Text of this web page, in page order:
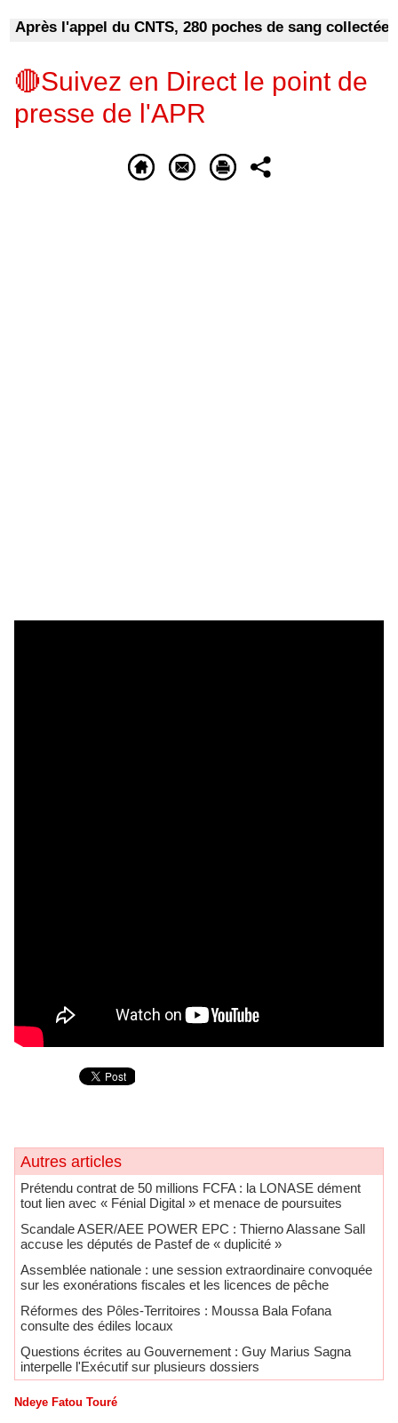
l'appel du CNTS, 280 poches de sang collectées
🔴Suivez en Direct le point de
presse de l'APR
Autres articles
Prétendu contrat de 50 millions FCFA : la LONASE dément
tout lien avec « Fénial Digital » et menace de poursuites
Scandale ASER/AEE POWER EPC : Thierno Alassane Sall
accuse les députés de Pastef de « duplicité »
Assemblée nationale : une session extraordinaire convoquée
sur les exonérations fiscales et les licences de pêche
Réformes des Pôles-Territoires : Moussa Bala Fofana
consulte des édiles locaux
Questions écrites au Gouvernement : Guy Marius Sagna
interpelle l'Exécutif sur plusieurs dossiers
Ndeye Fatou Touré